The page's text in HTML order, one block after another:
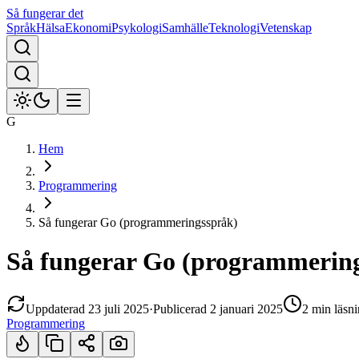
Så fungerar det
SpråkHälsaEkonomiPsykologiSamhälleTeknologiVetenskap
G
Hem
Programmering
Så fungerar Go (programmeringsspråk)
Så fungerar Go
Uppdaterad 23 juli 2025·Publicerad 2 januari 2025 2 min
Programmering